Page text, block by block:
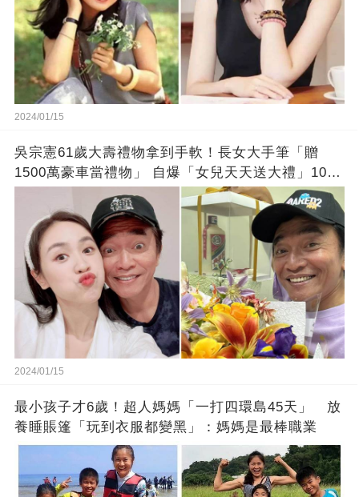
2024/01/15
吳宗憲61歲大壽禮物拿到手軟！長女大手筆「贈
1500萬豪車當禮物」 自爆「女兒天天送大禮」10年
徒弟也不甘示弱!
2024/01/15
最小孩子才6歲！超人媽媽「一打四環島45天」 放
養睡賬篷「玩到衣服都變黑」：媽媽是最棒職業